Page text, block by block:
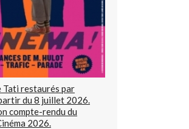
Tati restaurés par
du 8 juillet 2026.
compte-rendu du
2026.